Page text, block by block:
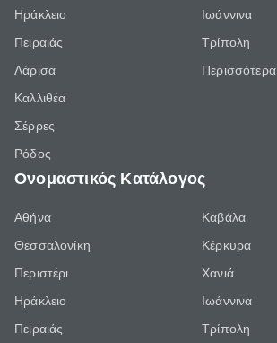
Ηράκλειο
Πειραιάς
Λάρισα
Καλλιθέα
Σέρρες
Ρόδος
Ιωάννινα
Τρίπολη
Περισσότερα
Ονομαστικός Κατάλογος
Αθήνα
Θεσσαλονίκη
Περιστέρι
Ηράκλειο
Πειραιάς
Καβάλα
Κέρκυρα
Χανιά
Ιωάννινα
Τρίπολη